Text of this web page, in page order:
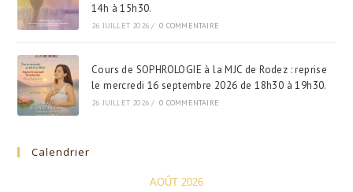
14h à 15h30.
26 JUILLET 2026 / 0 COMMENTAIRE
Cours de SOPHROLOGIE à la MJC de Rodez : reprise
le mercredi 16 septembre 2026 de 18h30 à 19h30.
26 JUILLET 2026 / 0 COMMENTAIRE
Calendrier
AOÛT 2026